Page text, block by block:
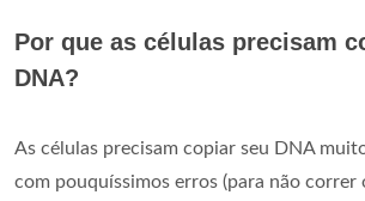
Por que as células precisam
DNA?
As células precisam copiar seu DNA
com pouquíssimos erros (para não correr